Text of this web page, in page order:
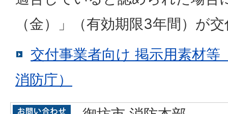
（金）」（有効期限3年間）が
交付事業者向け 掲示用素材
消防庁）